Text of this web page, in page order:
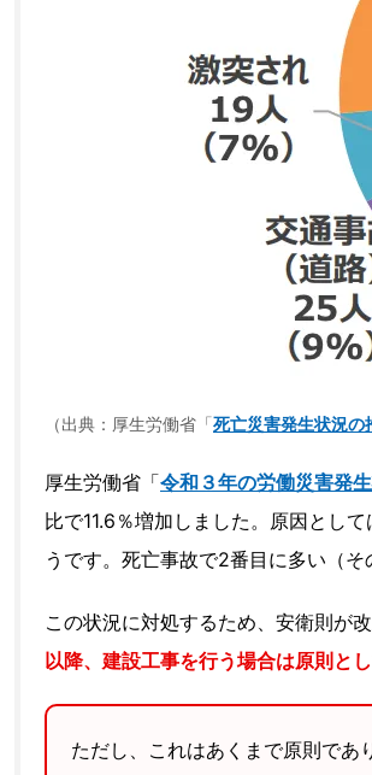
（出典：厚生労働省「死亡災害発生状況の
厚生労働省「令和３年の労働災害発
比で11.6％増加しました。原因として
うです。死亡事故で2番目に多い（そ
この状況に対処するため、安衛則が
以降、建設工事を行う場合は原則と
ただし、これはあくまで原則であ